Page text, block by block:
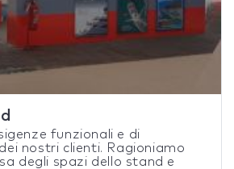
funzionali e di
nostri clienti. Ragioniamo
degli spazi dello stand e